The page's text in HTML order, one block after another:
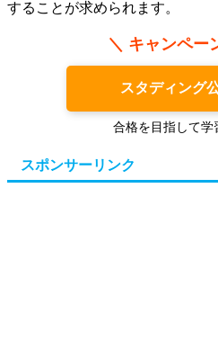
することが求められます。
＼ キャンペー
スタディング
合格を目指して学
スポンサーリンク